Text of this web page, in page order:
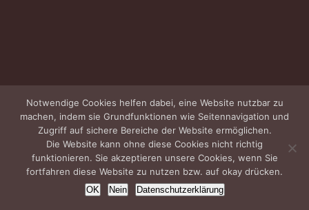
Notwendige Cookies helfen dabei, eine Website nutzbar zu
machen, indem sie Grundfunktionen wie Seitennavigation und
Zugriff auf sichere Bereiche der Website ermöglichen.
Die Website kann ohne diese Cookies nicht richtig
funktionieren. Sie akzeptieren unsere Cookies, wenn Sie
fortfahren diese Website zu nutzen bzw. auf okay drücken.
OK Nein Datenschutzerklärung